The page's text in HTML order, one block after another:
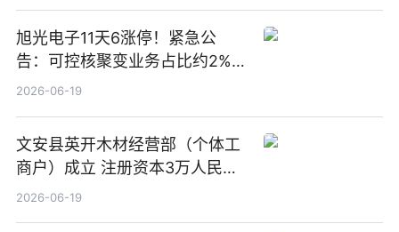
旭光电子11天6涨停！紧急公
告：可控核聚变业务占比约2%！
前沿热点
2026-06-19
文安县英开木材经营部（个体工
商户）成立 注册资本3万人民币
新要闻
2026-06-19